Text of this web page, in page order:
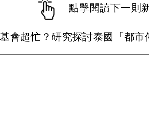
點擊閱讀下一則
會超忙？研究探討泰國「都